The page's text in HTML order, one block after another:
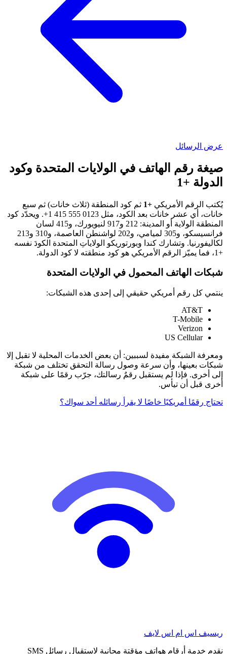
عرض الرسائل
صيغة رقم الهاتف في الولايات المتحدة وكود
الدولة +1
يُكتب الرقم الأمريكي +1
ثم كود المنطقة (ثلاث خانات) ثم سبع
خانات، أي عشر خانات بعد الكود، مثل +1 415 555 0123. ويحدّد كود
المنطقة الولاية أو المدينة: 212 و917 لنيويورك، و415 لسان
فرانسيسكو، و305 لميامي، و202 لواشنطن العاصمة، و310 و213
لكاليفورنيا. وتشارك كندا وبورتوريكو الولاياتِ المتحدة الكودَ نفسه
+1، فما يميّز الرقم الأمريكي هو كود منطقته لا كود الدولة.
شبكات الهاتف المحمول في الولايات المتحدة
ينتمي كل رقم أمريكي حقيقي إلى إحدى هذه الشبكات:
AT&T
T-Mobile
Verizon
US Cellular
ومعرفة الشبكة مفيدة لسببين: أن بعض الخدمات المحلية لا تقبل إلا
شبكات بعينها، وأن سرعة وصول رسالة التحقق تختلف من شبكة
إلى أخرى. فإذا لم يستقبل رقمٌ رسالتك، جرّب رقمًا على شبكة
أخرى قبل أن تيأس.
تحتاج رقمًا أمريكيًا خاصًا لا يقرأ رسائله أحد سواك؟
ريسيف اس ام اس لايف
نقدم خدمة أرقام هواتف مؤقتة مجانية لاستقبال رسائل SMS